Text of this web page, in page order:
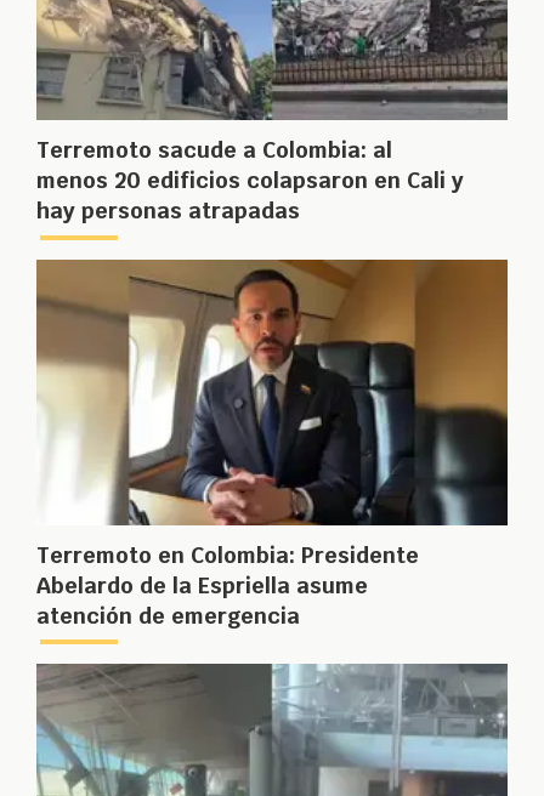
Terremoto sacude a Colombia: al
menos 20 edificios colapsaron en Cali y
hay personas atrapadas
Terremoto en Colombia: Presidente
Abelardo de la Espriella asume
atención de emergencia